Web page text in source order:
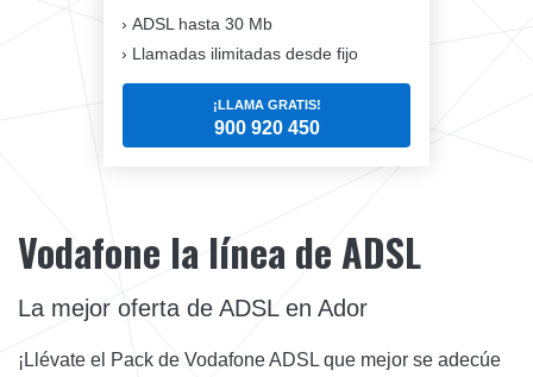
ADSL hasta 30 Mb
Llamadas ilimitadas desde fijo
¡LLAMA GRATIS!
900 920 450
Vodafone la línea de ADSL
La mejor oferta de ADSL en Ador
¡Llévate el Pack de Vodafone ADSL que mejor se adecúe